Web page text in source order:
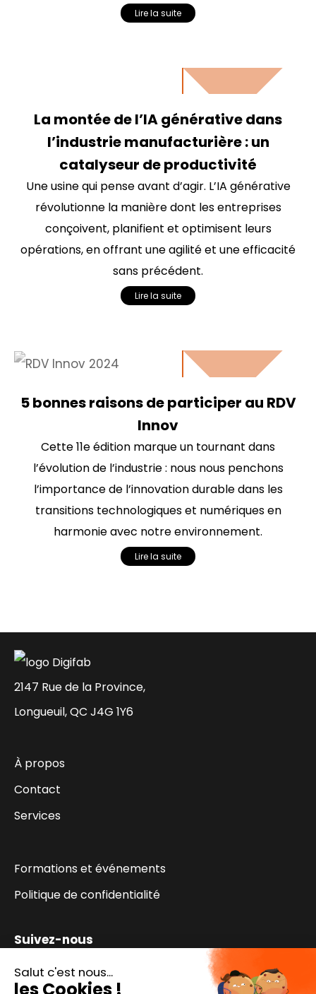
Lire la suite
La montée de l’IA générative dans
l’industrie manufacturière : un
catalyseur de productivité
Une usine qui pense avant d’agir. L’IA générative
révolutionne la manière dont les entreprises
conçoivent, planifient et optimisent leurs
opérations, en offrant une agilité et une efficacité
sans précédent.
Lire la suite
5 bonnes raisons de participer au RDV
Innov
Cette 11e édition marque un tournant dans
l’évolution de l’industrie : nous nous penchons
l’importance de l’innovation durable dans les
transitions technologiques et numériques en
harmonie avec notre environnement.
Lire la suite
2147 Rue de la Province,
Longueuil, QC J4G 1Y6
À propos
Contact
Services
Formations et événements
Politique de confidentialité
Suivez-nous